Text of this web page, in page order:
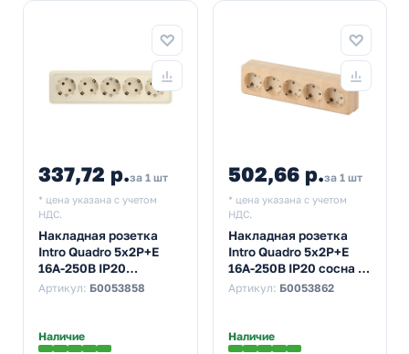
337,72 р.за 1 шт
* цена указана с учетом
НДС.
Накладная розетка
Intro Quadro 5х2P+E
16А-250В IP20
слоновая кость 2-210-
Артикул: Б0053858
Наличие
502,66 р.за 1 шт
* цена указана с учетом
НДС.
Накладная розетка
Intro Quadro 5х2P+E
16А-250В IP20 сосна 2-
210-11
Артикул: Б0053862
Наличие